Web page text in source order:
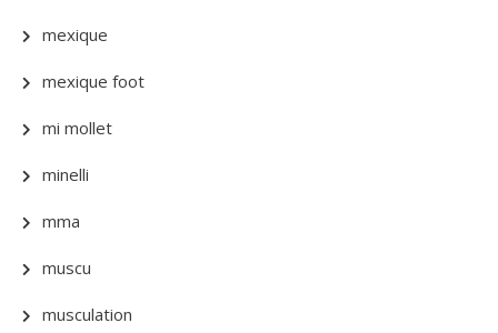
mexique
mexique foot
mi mollet
minelli
mma
muscu
musculation